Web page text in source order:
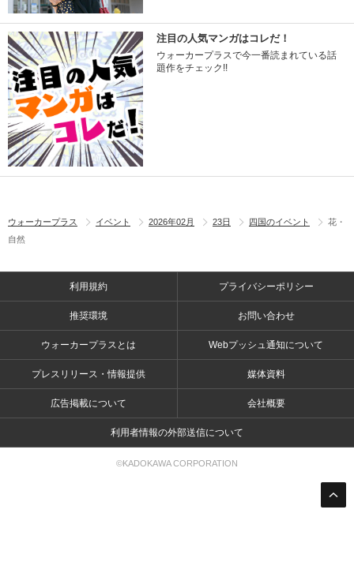
注目の人気マンガはコレだ！
ウォーカープラスで今一番読まれている話
題作をチェック!!
ウォーカープラス イベント 2026年02月 23日 四国のイベント
花・
自然
利用規約 プライバシーポリシー
推奨環境 お問い合わせ
ウォーカープラスとは Webプッシュ通知について
プレスリリース・情報提供 媒体資料
広告掲載について 会社概要
利用者情報の外部送信について
©KADOKAWA CORPORATION